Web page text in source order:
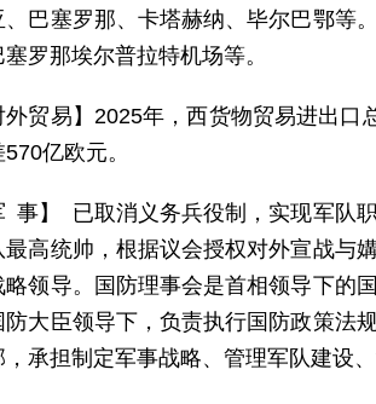
、巴塞罗那、卡塔赫纳、毕尔巴鄂等
罗那埃尔普拉特机场等。
外贸易】2025年，西货物贸易进出
亿欧元。
事】 已取消义务兵役制，实现军队
最高统帅，根据议会授权对外宣战与
略领导。国防理事会是首相领导下的
防大臣领导下，负责执行国防政策法
，承担制定军事战略、管理军队建设